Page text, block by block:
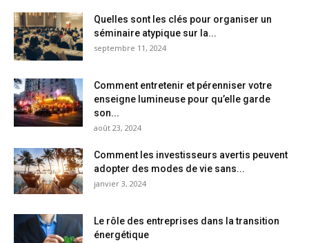
Quelles sont les clés pour organiser un
séminaire atypique sur la...
septembre 11, 2024
Comment entretenir et pérenniser votre
enseigne lumineuse pour qu’elle garde
son...
août 23, 2024
Comment les investisseurs avertis peuvent
adopter des modes de vie sans...
janvier 3, 2024
Le rôle des entreprises dans la transition
énergétique